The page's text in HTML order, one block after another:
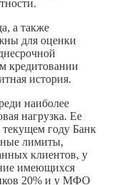
а также
для оценки
кредитовании
история.
наиболее
нагрузка. Ее
текущем году Банк
лимиты,
клиентов, у
имеющихся
20% и у МФО